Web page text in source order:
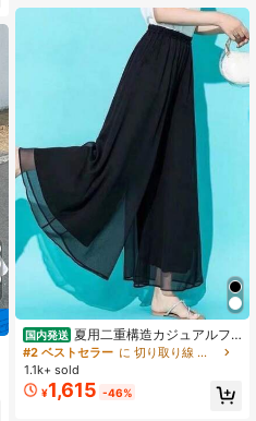
効果 骨格ウェーブ 骨格ナチュラル
大人可愛い きれいめ フェミニン ナ
チュラル カジュアル レトロ デート
旅行 リゾート お出かけ ワンマイル
ウェア 女子会 総柄 さらさら 柔らか
い 春 夏 秋 20代 30代 40代 50代 ボ
トムス マキシスカート ふんわり 上
品 裏地あり 総ゴム オフィスカジュ
アル ママコーデ 休日スタイル お呼
ばれ 清楚
国内発送 夏用二重構造カジュアルフ
ァッションシフォンハイウエストパ
ンツ、ゆったりとしたドレープ感で
着痩せ効果のあるダンスパンツスカ
ート
#2 ベストセラー
に 切り取り線 カジュアルパンツ
1.1k+ sold
¥1,615 -46%